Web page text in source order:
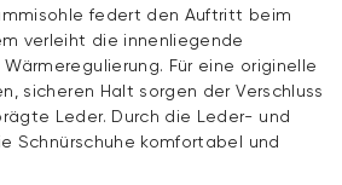
federt den Auftritt beim
verleiht die innenliegende
Für eine originelle
sicheren Halt sorgen der Verschluss
Leder. Durch die Leder- und
Schnürschuhe komfortabel und